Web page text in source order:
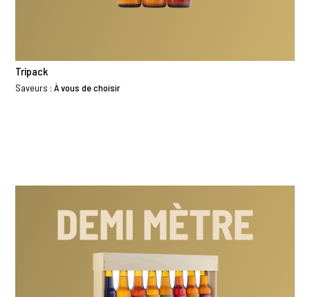
Tripack
Saveurs :À vous de choisir
DEMI MÈTRE
BOIS